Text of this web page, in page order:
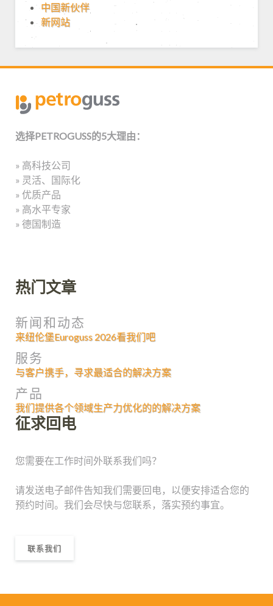
中国新伙伴
新网站
选择PETROGUSS的5大理由：
» 高科技公司
» 灵活、国际化
» 优质产品
» 高水平专家
» 德国制造
热门文章
新闻和动态
来纽伦堡Euroguss 2026看我们吧
服务
与客户携手，寻求最适合的解决方案
产品
我们提供各个领域生产力优化的的解决方案
征求回电
您需要在工作时间外联系我们吗？
请发送电子邮件告知我们需要回电，以便安排适合您的
预约时间。我们会尽快与您联系，落实预约事宜。
联系我们